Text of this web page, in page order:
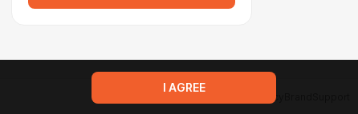
Privacy policy
I AGREE